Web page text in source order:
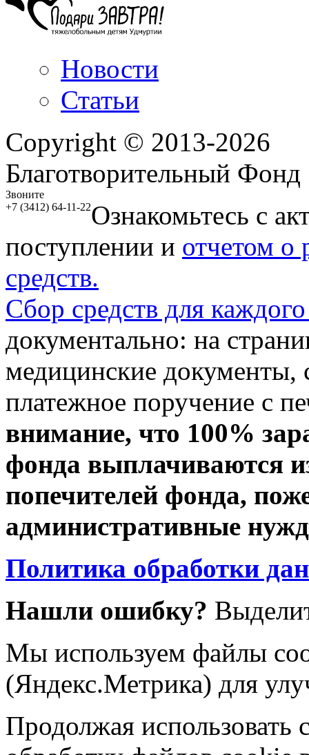
Новости
Статьи
Copyright © 2013-2026
Благотворительный
Звоните
+7 (3412) 64-11-22Ознакомьтесь с
поступлении и отчетом о
средств.
Сбор средств для
документально: на
медицинские документы,
платежное поручение с
внимание, что 100%
фонда выплачиваются
попечителей фонда,
административные
Политика обработки
Нашли ошибку?
Мы используем файлы
(Яндекс.Метрика) для
Продолжая использовать